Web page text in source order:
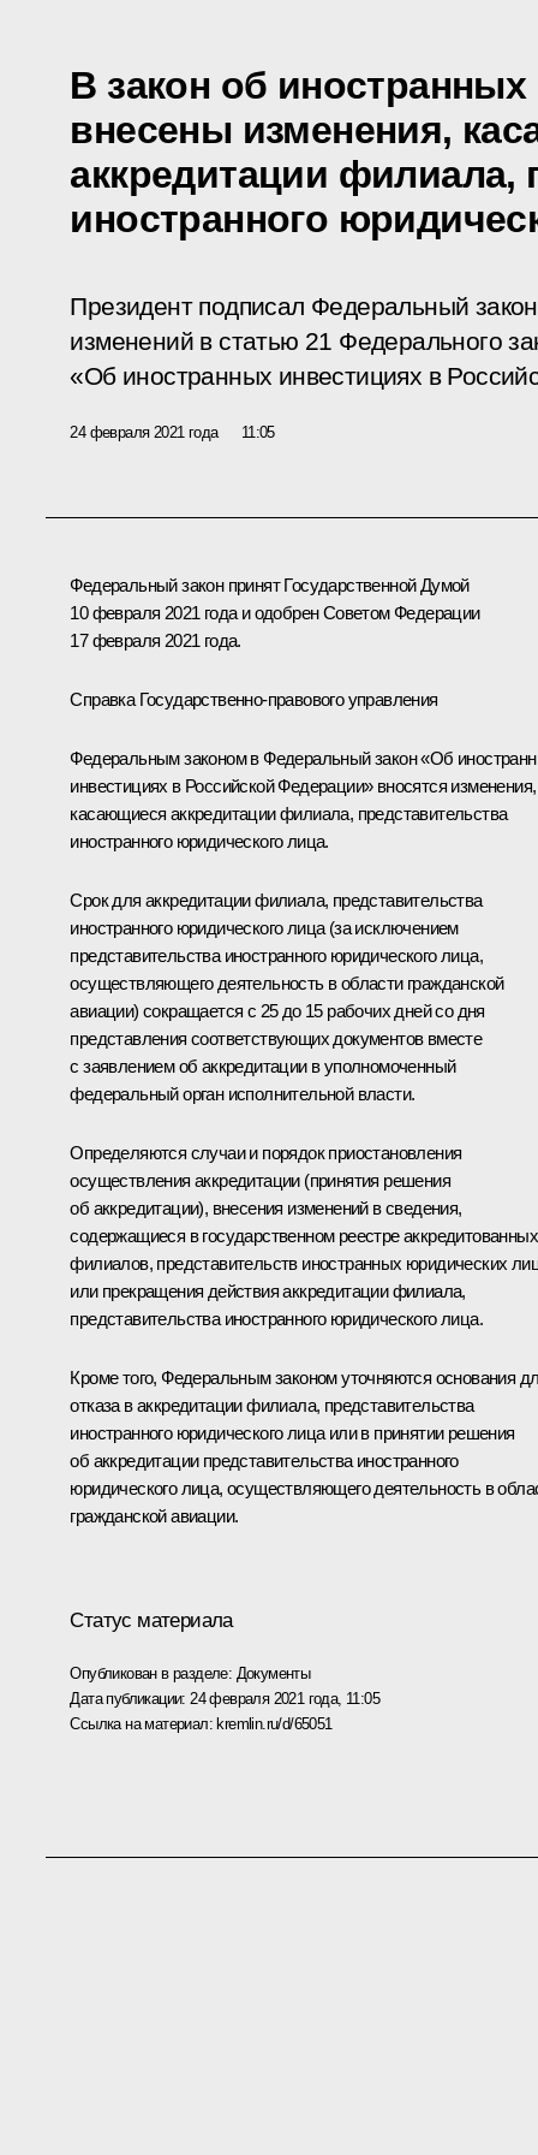
В закон об
внесены изменения,
аккредитации филиала,
иностранного
Президент подписал Федеральный
изменений в статью 21 Федерального
«Об иностранных инвестициях в
24 февраля 2021 года 11:05
Федеральный закон принят Государственной Думой
10 февраля 2021 года и одобрен Советом Федерации
17 февраля 2021 года.
Справка Государственно-правового управления
Федеральным законом в Федеральный закон «Об
инвестициях в Российской Федерации» вносятся изменения,
касающиеся аккредитации филиала, представительства
иностранного юридического лица.
Срок для аккредитации филиала, представительства
иностранного юридического лица (за исключением
представительства иностранного юридического лица,
осуществляющего деятельность в области гражданской
авиации) сокращается с 25 до 15 рабочих дней со дня
представления соответствующих документов вместе
с заявлением об аккредитации в уполномоченный
федеральный орган исполнительной власти.
Определяются случаи и порядок приостановления
осуществления аккредитации (принятия решения
об аккредитации), внесения изменений в сведения,
содержащиеся в государственном реестре аккредитованных
филиалов, представительств иностранных юридических
или прекращения действия аккредитации филиала,
представительства иностранного юридического лица.
Кроме того, Федеральным законом уточняются основания
отказа в аккредитации филиала, представительства
иностранного юридического лица или в принятии решения
об аккредитации представительства иностранного
юридического лица, осуществляющего деятельность в
гражданской авиации.
Статус материала
Опубликован в разделе: Документы
Дата публикации: 24 февраля 2021 года, 11:05
Ссылка на материал: kremlin.ru/d/65051